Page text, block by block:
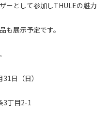
ーとして参加しTHULEの魅力
も展示予定です。
日（日）
3丁目2-1